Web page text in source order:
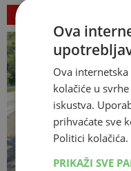
Ova
Ova
kolačiće u
iskustva.
prihvaćate sve
Politici kolačića.
PRIKAŽI SVE